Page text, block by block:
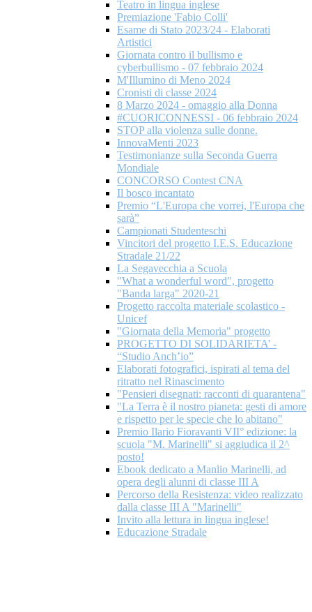
Teatro in lingua inglese
Premiazione 'Fabio Colli'
Esame di Stato 2023/24 - Elaborati
Artistici
Giornata contro il bullismo e
cyberbullismo - 07 febbraio 2024
M'Illumino di Meno 2024
Cronisti di classe 2024
8 Marzo 2024 - omaggio alla Donna
#CUORICONNESSI - 06 febbraio 2024
STOP alla violenza sulle donne.
InnovaMenti 2023
Testimonianze sulla Seconda Guerra
Mondiale
CONCORSO Contest CNA
Il bosco incantato
Premio “L'Europa che vorrei, l'Europa che
sarà”
Campionati Studenteschi
Vincitori del progetto I.E.S. Educazione
Stradale 21/22
La Segavecchia a Scuola
"What a wonderful word", progetto
"Banda larga" 2020-21
Progetto raccolta materiale scolastico -
Unicef
"Giornata della Memoria" progetto
PROGETTO DI SOLIDARIETA’ -
“Studio Anch’io”
Elaborati fotografici, ispirati al tema del
ritratto nel Rinascimento
"Pensieri disegnati: racconti di quarantena"
"La Terra è il nostro pianeta: gesti di amore
e rispetto per le specie che lo abitano"
Premio Ilario Fioravanti VII° edizione: la
scuola "M. Marinelli" si aggiudica il 2^
posto!
Ebook dedicato a Manlio Marinelli, ad
opera degli alunni di classe III A
Percorso della Resistenza: video realizzato
dalla classe III A "Marinelli"
Invito alla lettura in lingua inglese!
Educazione Stradale